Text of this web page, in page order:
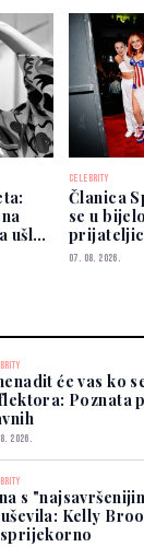
ušla
CELEBRITY
Članica
se u
prešutjela
07. 08. 2026.
će vas ko
Poznata
2026.
s
Kelly